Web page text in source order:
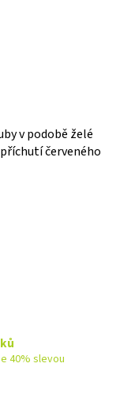
v podobě želé
červeného
40% slevou